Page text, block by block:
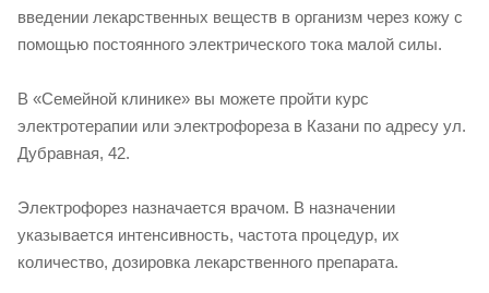
введении лекарственных веществ в организм через кожу с
помощью постоянного электрического тока малой силы.
В «Семейной клинике» вы можете пройти курс
электротерапии или электрофореза в Казани по адресу ул.
Дубравная, 42.
Электрофорез назначается врачом. В назначении
указывается интенсивность, частота процедур, их
количество, дозировка лекарственного препарата.